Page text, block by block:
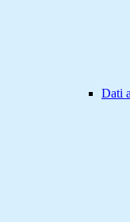
Dati